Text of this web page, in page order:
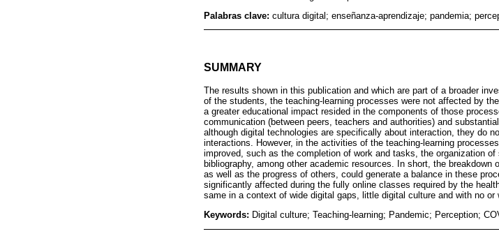
Palabras clave: cultura digital; enseñanza-aprendizaje; pandemia;
SUMMARY
The results shown in this publication and which are part of a broader
of the students, the teaching-learning processes were not affected by
a greater educational impact resided in the components of those
communication (between peers, teachers and authorities) and
although digital technologies are specifically about interaction, they do
interactions. However, in the activities of the teaching-learning
improved, such as the completion of work and tasks, the organization
bibliography, among other academic resources. In short, the
as well as the progress of others, could generate a balance in these
significantly affected during the fully online classes required by the
same in a context of wide digital gaps, little digital culture and with no
Keywords: Digital culture; Teaching-learning; Pandemic; Perception;